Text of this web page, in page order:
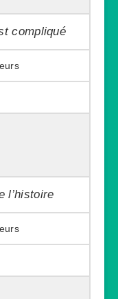
compliqué
l’histoire